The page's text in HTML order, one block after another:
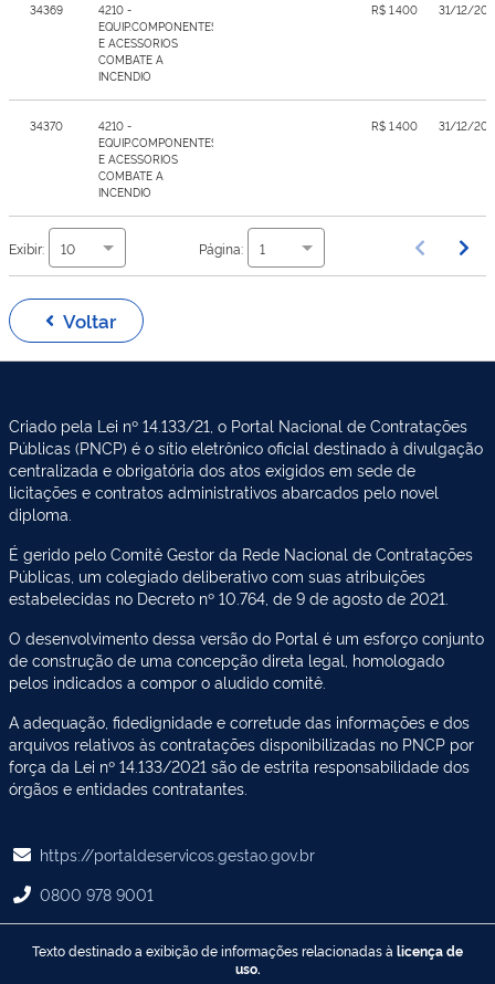
34369
4210 -
EQUIP.COMPONENTES
E ACESSORIOS
COMBATE A
INCENDIO
R$ 1.400,00 31/12/
34370
4210 -
EQUIP.COMPONENTES
E ACESSORIOS
COMBATE A
INCENDIO
R$ 1.400,00 31/12/
Exibir: 10 Página: 1
Voltar
Criado pela Lei nº 14.133/21, o Portal Nacional de Contratações
Públicas (PNCP) é o sítio eletrônico oficial destinado à divulgação
centralizada e obrigatória dos atos exigidos em sede de
licitações e contratos administrativos abarcados pelo novel
diploma.
É gerido pelo Comitê Gestor da Rede Nacional de Contratações
Públicas, um colegiado deliberativo com suas atribuições
estabelecidas no Decreto nº 10.764, de 9 de agosto de 2021.
O desenvolvimento dessa versão do Portal é um esforço conjunto
de construção de uma concepção direta legal, homologado
pelos indicados a compor o aludido comitê.
A adequação, fidedignidade e corretude das informações e dos
arquivos relativos às contratações disponibilizadas no PNCP por
força da Lei nº 14.133/2021 são de estrita responsabilidade dos
órgãos e entidades contratantes.
https://portaldeservicos.gestao.gov.br
0800 978 9001
Texto destinado a exibição de informações relacionadas à licença de
uso.